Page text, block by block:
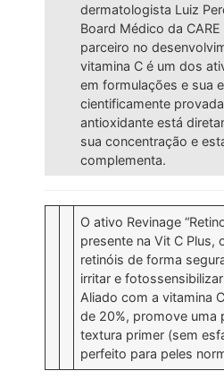
dermatologista Luiz
Board Médico da
parceiro no
vitamina C é um dos
em formulações e sua
cientificamente
antioxidante está
sua concentração e
complementa.
O ativo Revinage
presente na Vit C Plus,
retinóis de forma
irritar e
Aliado com a vitamina
de 20%, promove uma
textura primer (sem
perfeito para peles